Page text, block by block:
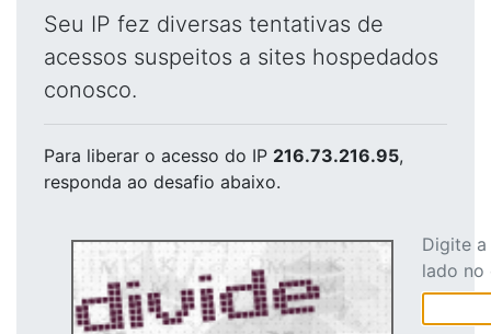
Seu IP fez diversas tentativas de
acessos suspeitos a sites hospedados
conosco.
Para liberar o acesso do IP 216.73.216.95,
responda ao desafio abaixo.
Digite
lado no